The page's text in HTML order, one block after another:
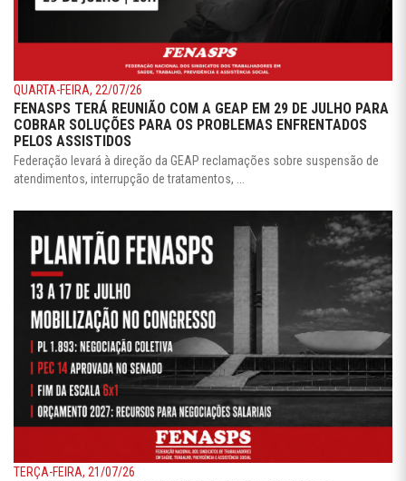
QUARTA-FEIRA, 22/07/26
FENASPS TERÁ REUNIÃO COM A GEAP EM 29 DE JULHO PARA
COBRAR SOLUÇÕES PARA OS PROBLEMAS ENFRENTADOS
PELOS ASSISTIDOS
Federação levará à direção da GEAP reclamações sobre suspensão de
atendimentos, interrupção de tratamentos, ...
TERÇA-FEIRA, 21/07/26